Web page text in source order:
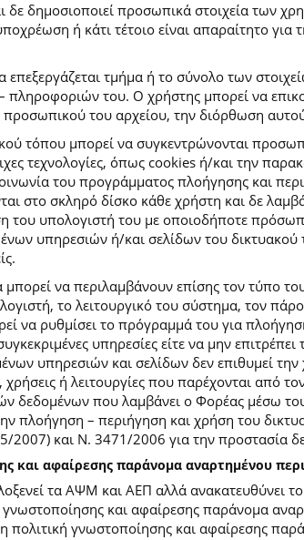
δε δημοσιοποιεί προσωπικά στοιχεία των
ή κάτι τέτοιο είναι απαραίτητο
τμήμα ή το σύνολο των
του. Ο χρήστης μπορεί να
του αρχείου, την διόρθωση
τόπου μπορεί να συγκεντρώνονται
τεχνολογίες, όπως cookies ή/και την
του προγράμματος πλοήγησης και
στο σκληρό δίσκο κάθε χρήστη και δε
του υπολογιστή του με οποιοδήποτε
υπηρεσιών ή/και σελίδων του δικτυακού
να περιλαμβάνουν επίσης τον τύπο
το λειτουργικό του σύστημα, τον
να ρυθμίσει το πρόγραμμά του για
υπηρεσίες είτε να μην
υπηρεσιών και σελίδων δεν επιθυμεί
χρήσεις ή λειτουργίες που παρέχονται
δεδομένων που λαμβάνει ο Φορέας μέσω
πλοήγηση – περιήγηση και χρήση του
2007) και Ν. 3471/2006 για την προστασία
και αφαίρεσης παράνομα αναρτημένου
τα ΑΨΜ και ΑΕΠ αλλά ανακατευθύνει
γνωστοποίησης και αφαίρεσης παράνομα
πολιτική γνωστοποίησης και αφαίρεσης